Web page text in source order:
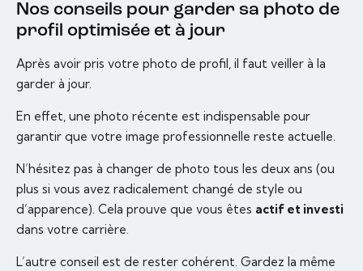
Nos conseils pour garder sa photo de
profil optimisée et à jour
Après avoir pris votre photo de profil, il faut veiller à la
garder à jour.
En effet, une photo récente est indispensable pour
garantir que votre image professionnelle reste actuelle.
N’hésitez pas à changer de photo tous les deux ans (ou
plus si vous avez radicalement changé de style ou
d’apparence). Cela prouve que vous êtes actif et investi
dans votre carrière.
L’autre conseil est de rester cohérent. Gardez la même